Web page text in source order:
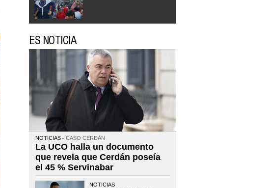
ES NOTICIA
NOTICIAS CASO CERDÁN
La UCO halla un documento
que revela que Cerdán poseía
el 45 % Servinabar
NOTICIAS